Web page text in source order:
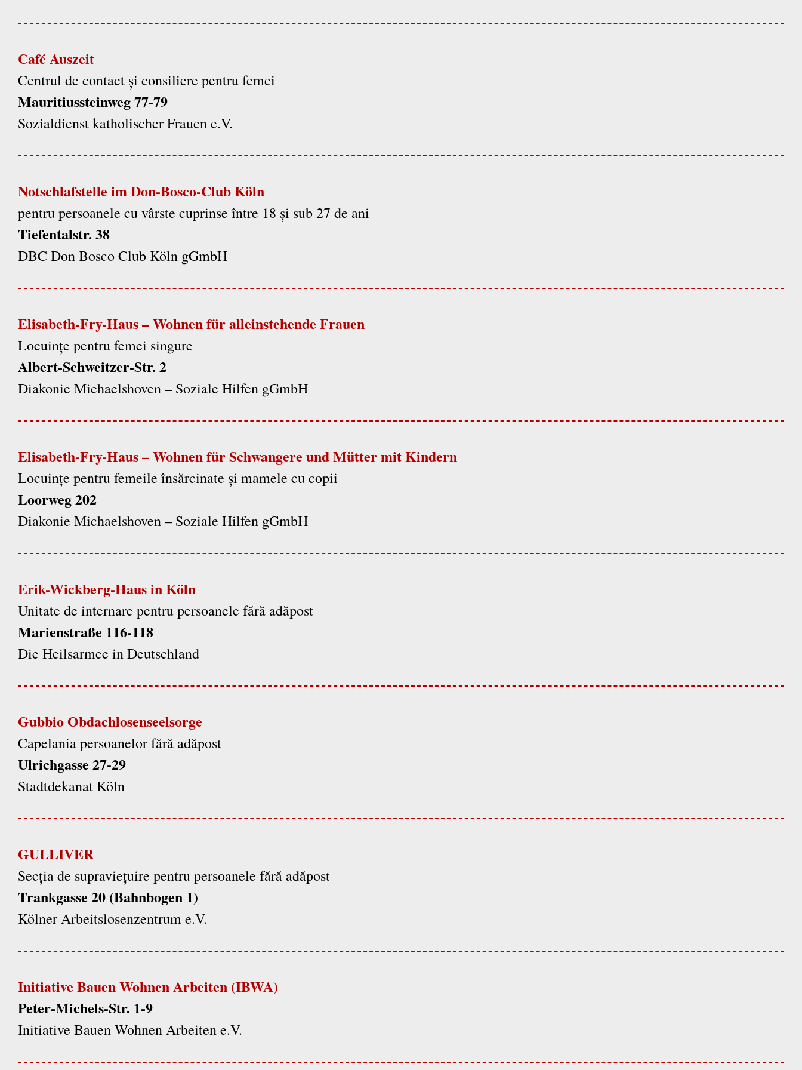
Café Auszeit
Centrul de contact și consiliere pentru femei
Mauritiussteinweg 77-79
Sozialdienst katholischer Frauen e.V.
Notschlafstelle im Don-Bosco-Club Köln
pentru persoanele cu vârste cuprinse între 18 și sub 27 de ani
Tiefentalstr. 38
DBC Don Bosco Club Köln gGmbH
Elisabeth-Fry-Haus – Wohnen für alleinstehende Frauen
Locuințe pentru femei singure
Albert-Schweitzer-Str. 2
Diakonie Michaelshoven – Soziale Hilfen gGmbH
Elisabeth-Fry-Haus – Wohnen für Schwangere und Mütter mit Kindern
Locuințe pentru femeile însărcinate și mamele cu copii
Loorweg 202
Diakonie Michaelshoven – Soziale Hilfen gGmbH
Erik-Wickberg-Haus in Köln
Unitate de internare pentru persoanele fără adăpost
Marienstraße 116-118
Die Heilsarmee in Deutschland
Gubbio Obdachlosenseelsorge
Capelania persoanelor fără adăpost
Ulrichgasse 27-29
Stadtdekanat Köln
GULLIVER
Secția de supraviețuire pentru persoanele fără adăpost
Trankgasse 20 (Bahnbogen 1)
Kölner Arbeitslosenzentrum e.V.
Initiative Bauen Wohnen Arbeiten (IBWA)
Peter-Michels-Str. 1-9
Initiative Bauen Wohnen Arbeiten e.V.